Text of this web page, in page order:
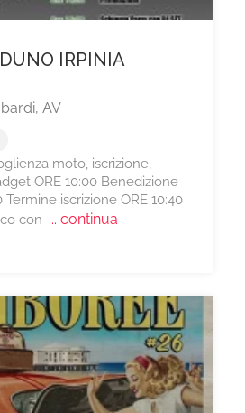
IRPINIA
AV
moto, iscrizione,
ORE 10:00 Benedizione
Termine iscrizione ORE 10:40
con ... continua